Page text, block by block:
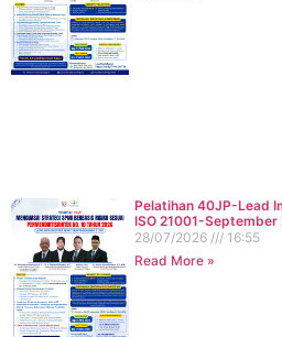
Pelatihan 40JP-Lead
ISO 21001-September
28/07/2026
16:55
Read More »